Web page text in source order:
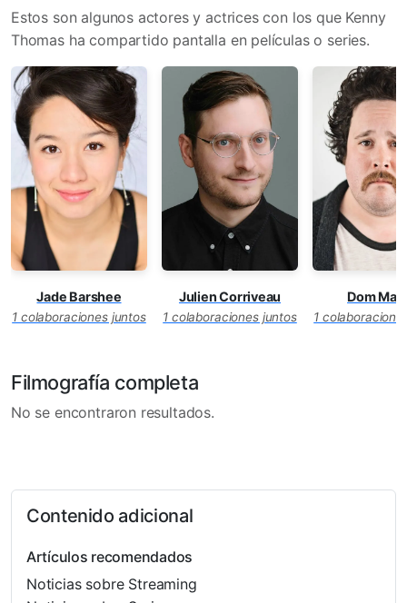
Estos son algunos actores y actrices con los que Kenny
Thomas ha compartido pantalla en películas o series.
Jade Barshee
1 colaboraciones juntos
Julien Corriveau
1 colaboraciones juntos
Dom
1
Filmografía completa
No se encontraron resultados.
Contenido adicional
Artículos recomendados
Noticias sobre Streaming